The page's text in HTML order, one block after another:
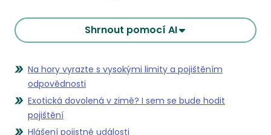
Shrnout pomocí AI
Na hory vyrazte s vysokými limity a pojištěním
odpovědnosti
Exotická dovolená v zimě? I sem se bude hodit
pojištění
Hlášení pojistné události